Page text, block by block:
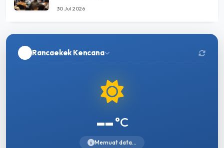
30 Jul 2026
Rancaekek Kencana
--°C
Memuat data...